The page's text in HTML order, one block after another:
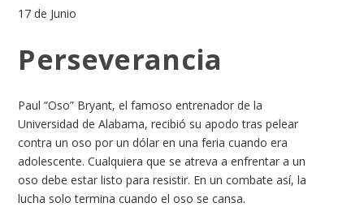
17 de Junio
Perseverancia
Paul “Oso” Bryant, el famoso entrenador de la
Universidad de Alabama, recibió su apodo tras pelear
contra un oso por un dólar en una feria cuando era
adolescente. Cualquiera que se atreva a enfrentar a un
oso debe estar listo para resistir. En un combate así, la
lucha solo termina cuando el oso se cansa.